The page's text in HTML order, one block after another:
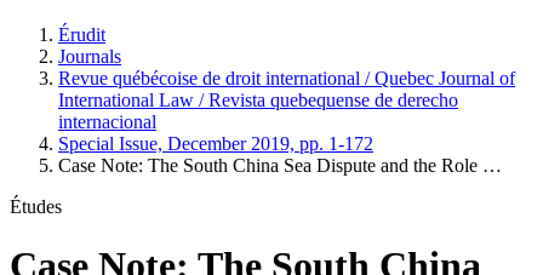
Érudit
Journals
Revue québécoise de droit international / Quebec Journal of
International Law / Revista quebequense de derecho
internacional
Special Issue, December 2019, pp. 1-172
Case Note: The South China Sea Dispute and the Role …
Études
Case Note: The South China